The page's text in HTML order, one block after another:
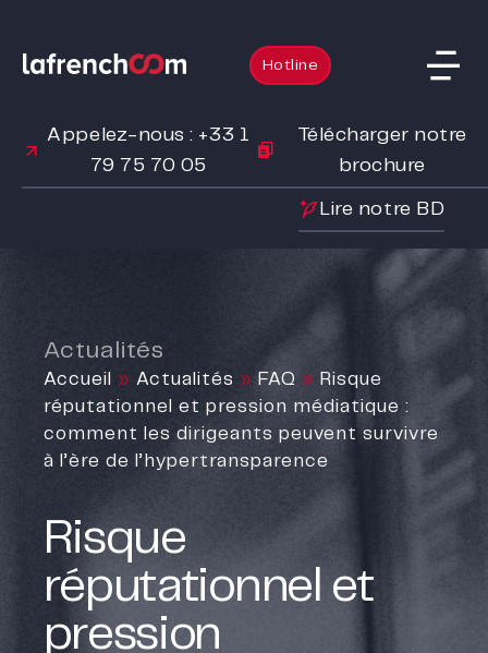
Hotline
Appelez-nous : +33 1
79 75 70 05
Télécharger notre
brochure
Lire notre BD
Actualités
Accueil » Actualités » FAQ » Risque
réputationnel et pression médiatique :
comment les dirigeants peuvent survivre
à l’ère de l’hypertransparence
Risque
réputationnel et
pression